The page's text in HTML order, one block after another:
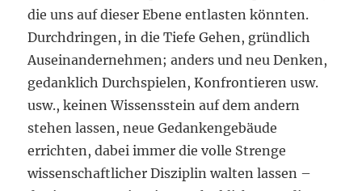
die uns auf dieser Ebene entlasten könnten.
Durchdringen, in die Tiefe Gehen, gründlich
Auseinandernehmen; anders und neu Denken,
gedanklich Durchspielen, Konfrontieren usw.
usw., keinen Wissensstein auf dem andern
stehen lassen, neue Gedankengebäude
errichten, dabei immer die volle Strenge
wissenschaftlicher Disziplin walten lassen –